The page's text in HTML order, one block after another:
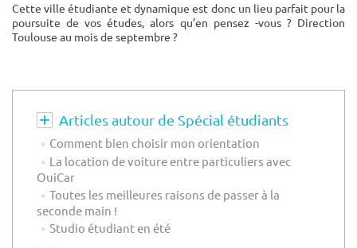
Cette ville étudiante et dynamique est donc un lieu parfait pour la
poursuite de vos études, alors qu’en pensez -vous ? Direction
Toulouse au mois de septembre ?
Articles autour de Spécial étudiants
Comment bien choisir mon orientation
La location de voiture entre particuliers avec
OuiCar
Toutes les meilleures raisons de passer à la
seconde main !
Studio étudiant en été